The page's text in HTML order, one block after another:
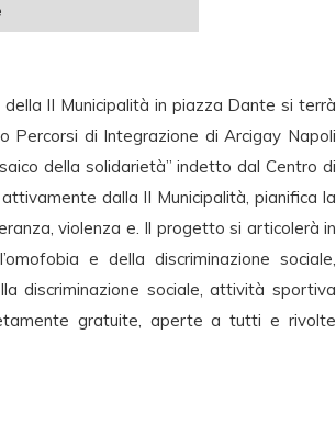
II Municipalità in piazza Dante si terrà
di Integrazione di Arcigay Napoli
della solidarietà” indetto dal Centro di
dalla II Municipalità, pianifica la
violenza e. Il progetto si articolerà in
e della discriminazione sociale,
discriminazione sociale, attività sportiva
gratuite, aperte a tutti e rivolte